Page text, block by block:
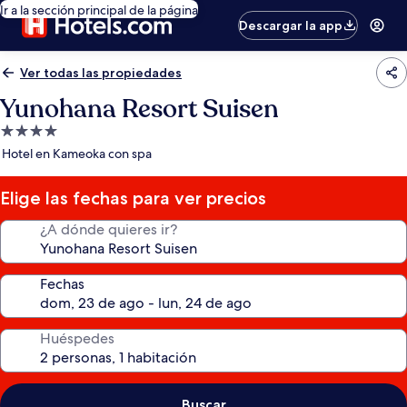
Ir a la sección principal de la página
Descargar la app
Ver todas las propiedades
Yunohana Resort Suisen
Propiedad
de
estrellas
Hotel en Kameoka con spa
Elige las fechas para ver precios
¿A dónde quieres ir?
Fechas
Huéspedes